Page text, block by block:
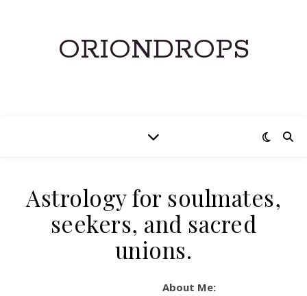
ORIONDROPS
Astrology for soulmates,
seekers, and sacred
unions.
About Me: